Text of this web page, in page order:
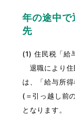
年の途中で
先
(1) 住民税「給
退職により住
は、「給与所
(＝引っ越し前
となります。